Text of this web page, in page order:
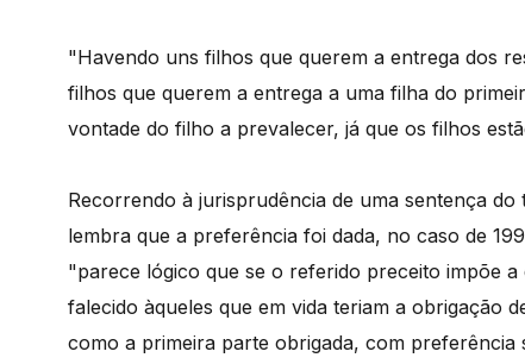
"Havendo uns filhos que querem a entrega dos
filhos que querem a entrega a uma filha do
vontade do filho a prevalecer, já que os filhos
Recorrendo à jurisprudência de uma sentença
lembra que a preferência foi dada, no caso de
"parece lógico que se o referido preceito impõe
falecido àqueles que em vida teriam a obrigação
como a primeira parte obrigada, com